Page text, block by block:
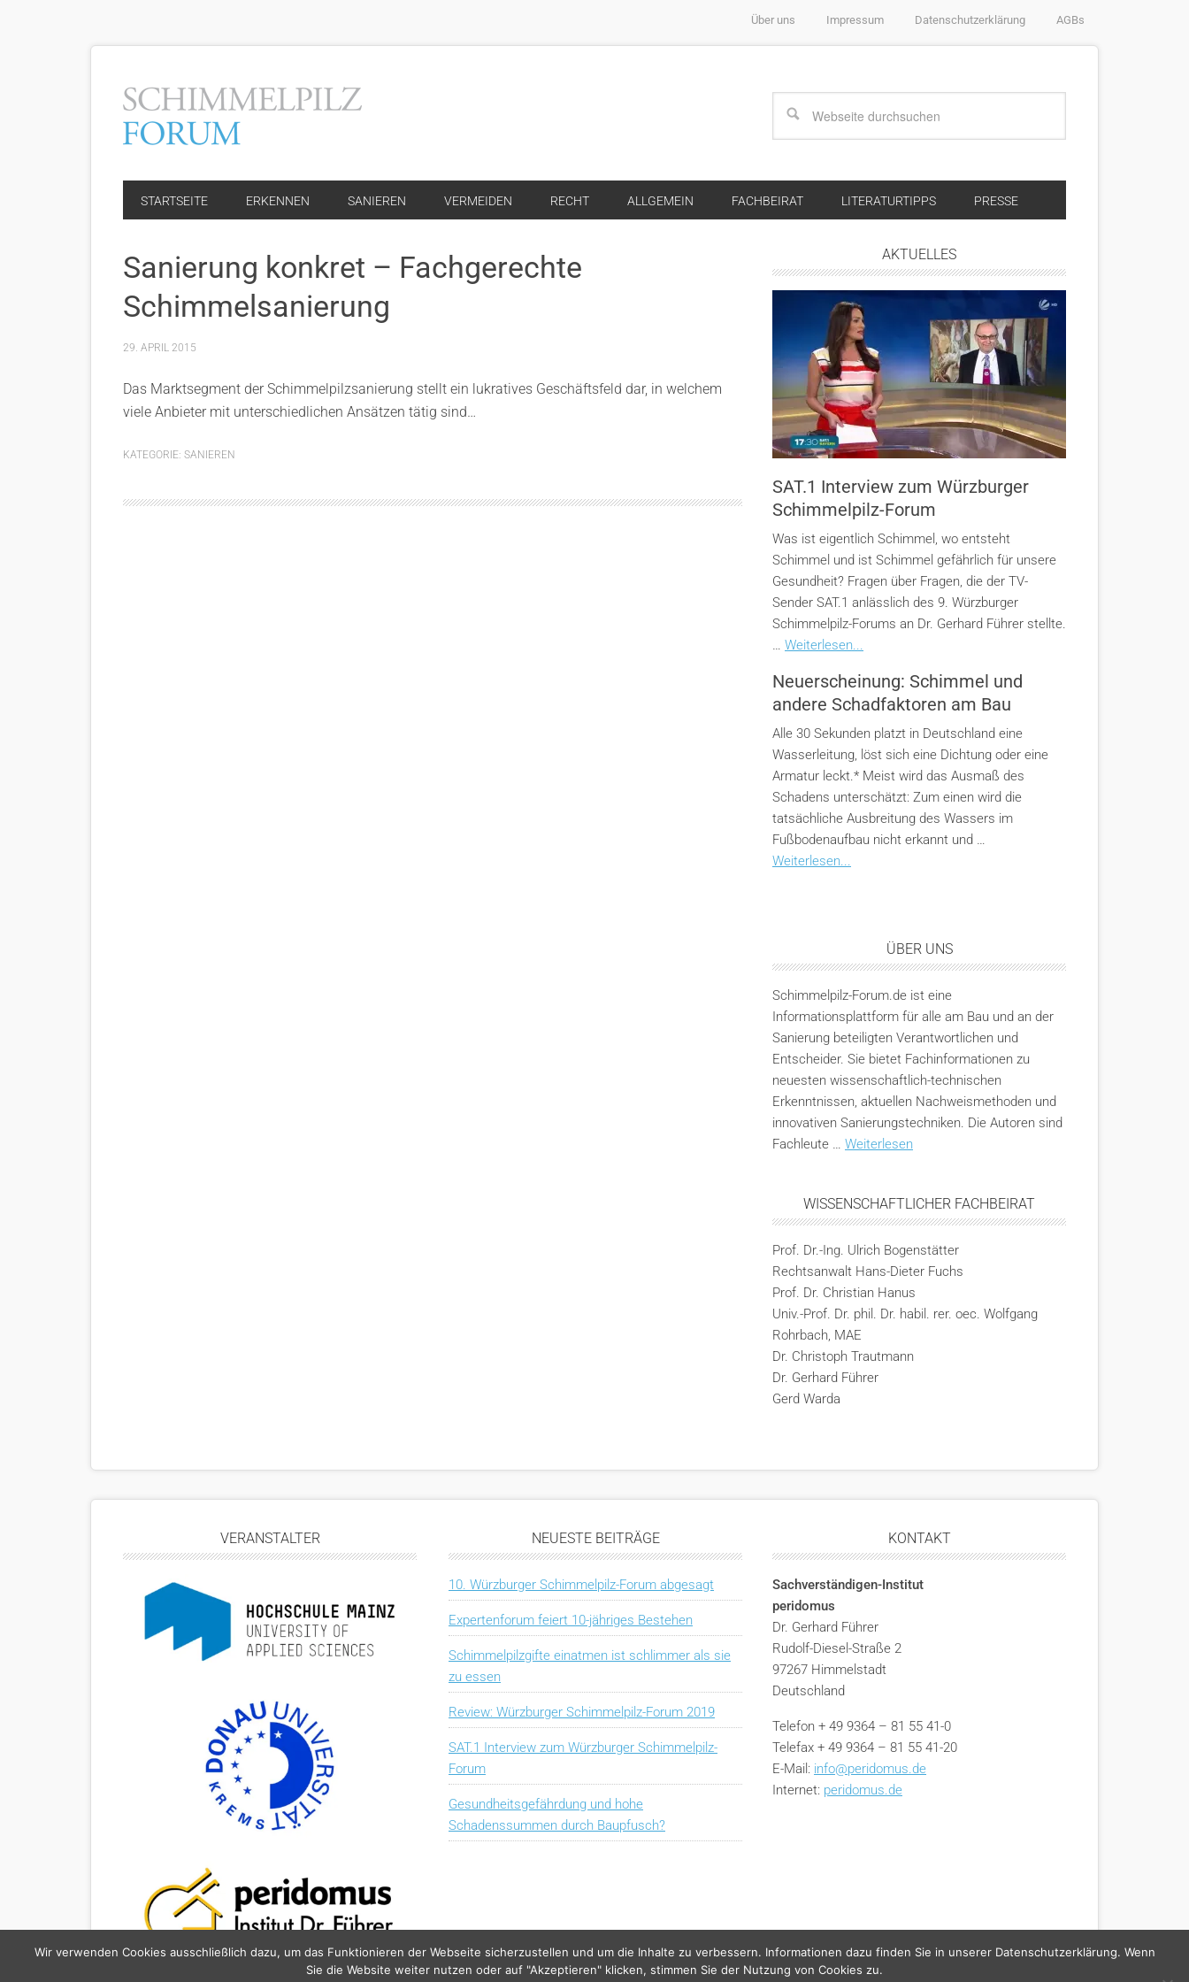
Über uns Impressum Datenschutzerklärung AGBs
STARTSEITE ERKENNEN SANIEREN VERMEIDEN RECHT ALLGEMEIN FACHBEIRAT LITERATURTIPPS PRESSE
Sanierung konkret – Fachgerechte
Schimmelsanierung
29. APRIL 2015
Das Marktsegment der Schimmelpilzsanierung stellt ein lukratives Geschäftsfeld dar, in welchem
viele Anbieter mit unterschiedlichen Ansätzen tätig sind…
KATEGORIE: SANIEREN
AKTUELLES
SAT.1 Interview zum Würzburger
Schimmelpilz-Forum
Was ist eigentlich Schimmel, wo entsteht
Schimmel und ist Schimmel gefährlich für unsere
Gesundheit? Fragen über Fragen, die der TV-
Sender SAT.1 anlässlich des 9. Würzburger
Schimmelpilz-Forums an Dr. Gerhard Führer stellte.
… Weiterlesen...
Neuerscheinung: Schimmel und
andere Schadfaktoren am Bau
Alle 30 Sekunden platzt in Deutschland eine
Wasserleitung, löst sich eine Dichtung oder eine
Armatur leckt.* Meist wird das Ausmaß des
Schadens unterschätzt: Zum einen wird die
tatsächliche Ausbreitung des Wassers im
Fußbodenaufbau nicht erkannt und …
Weiterlesen...
ÜBER UNS
Schimmelpilz-Forum.de ist eine
Informationsplattform für alle am Bau und an der
Sanierung beteiligten Verantwortlichen und
Entscheider. Sie bietet Fachinformationen zu
neuesten wissenschaftlich-technischen
Erkenntnissen, aktuellen Nachweismethoden und
innovativen Sanierungstechniken. Die Autoren sind
Fachleute … Weiterlesen
WISSENSCHAFTLICHER FACHBEIRAT
Prof. Dr.-Ing. Ulrich Bogenstätter
Rechtsanwalt Hans-Dieter Fuchs
Prof. Dr. Christian Hanus
Univ.-Prof. Dr. phil. Dr. habil. rer. oec. Wolfgang
Rohrbach, MAE
Dr. Christoph Trautmann
Dr. Gerhard Führer
Gerd Warda
VERANSTALTER NEUESTE BEITRÄGE
10. Würzburger Schimmelpilz-Forum abgesagt
Expertenforum feiert 10-jähriges Bestehen
Schimmelpilzgifte einatmen ist schlimmer als sie
zu essen
Review: Würzburger Schimmelpilz-Forum 2019
SAT.1 Interview zum Würzburger Schimmelpilz-
Forum
Gesundheitsgefährdung und hohe
Schadenssummen durch Baupfusch?
KONTAKT
Sachverständigen-Institut
peridomus
Dr. Gerhard Führer
Rudolf-Diesel-Straße 2
97267 Himmelstadt
Deutschland
Telefon + 49 9364 – 81 55 41-0
Telefax + 49 9364 – 81 55 41-20
E-Mail: info@peridomus.de
Internet: peridomus.de
Wir verwenden Cookies ausschließlich dazu, um das Funktionieren der Webseite sicherzustellen und um die Inhalte zu verbessern. Informationen dazu finden Sie in unserer Datenschutzerklärung. Wenn
Sie die Website weiter nutzen oder auf "Akzeptieren" klicken, stimmen Sie der Nutzung von Cookies zu.